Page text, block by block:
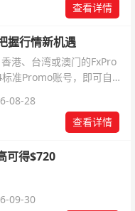
查看详情
握行情新机遇
港、台湾或澳门的FxPro
准Promo账号，即可自动
杂操作。
08-28
查看详情
可得$720
09-30